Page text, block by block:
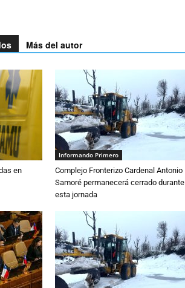
Más del autor
en
Informando Primero
Complejo Fronterizo Cardenal Antonio
Samoré permanecerá cerrado durante
esta jornada